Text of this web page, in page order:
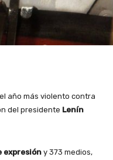
año más violento contra
del presidente Lenín
expresión y 373 medios,